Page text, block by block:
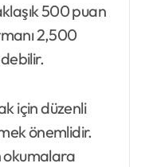
500 puan
2,500
için düzenli
önemlidir.
okumalara